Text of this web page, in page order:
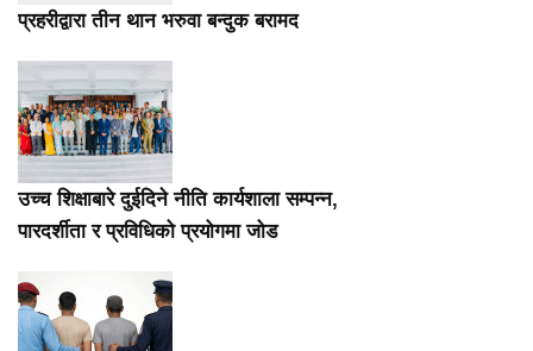
प्रहरीद्वारा तीन थान भरुवा बन्दुक बरामद
उच्च शिक्षाबारे दुईदिने नीति कार्यशाला सम्पन्न,
पारदर्शीता र प्रविधिको प्रयोगमा जोड